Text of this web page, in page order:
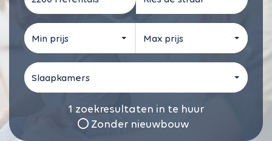
Min prijs Max prijs
Slaapkamers
1 zoekresultaten in te huur
Zonder nieuwbouw